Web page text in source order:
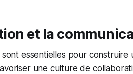
et la
essentielles pour
une culture de